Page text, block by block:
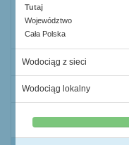
Tutaj
Województwo
Cała Polska
Wodociąg z sieci
Wodociąg lokalny
0,0%